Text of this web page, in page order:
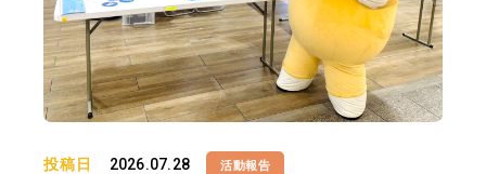
投稿日 2026.07.28 活動報告